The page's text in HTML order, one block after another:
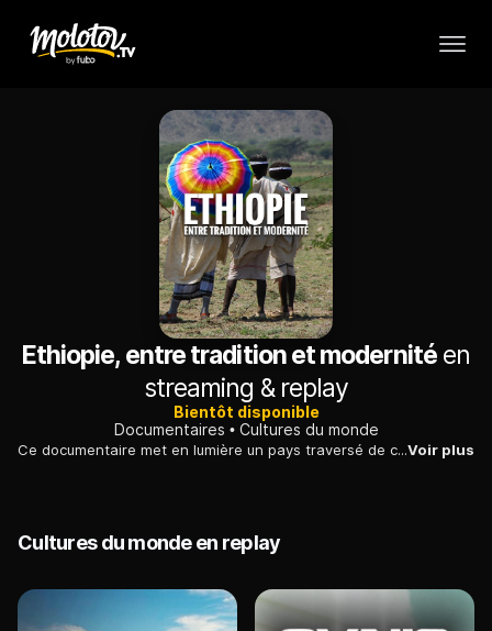
Ethiopie, entre tradition et modernitéen
streaming & replay
Bientôt disponible
Documentaires
Cultures du monde
Ce documentaire met en lumière un pays traversé de contradictions.Voir plus
Cultures du monde en replay